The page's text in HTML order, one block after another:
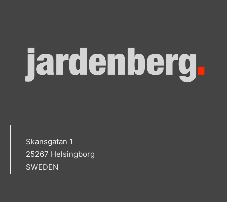
Skansgatan 1
25267 Helsingborg
SWEDEN